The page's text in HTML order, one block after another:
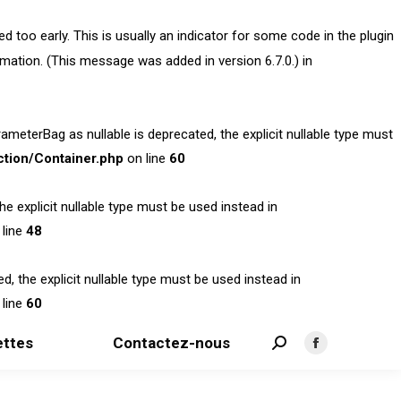
too early. This is usually an indicator for some code in the plugin
(This message was added in version 6.7.0.) in
as nullable is deprecated, the explicit nullable type must
Container.php on line 60
explicit nullable type must be used instead in
48
the explicit nullable type must be used instead in
60
Contactez-nous Search:Facebook